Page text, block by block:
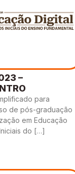
–
para
de pós-graduação
em Educação
do […]